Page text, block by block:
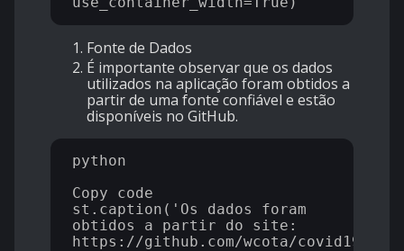
Fonte de Dados
É importante observar que os dados
utilizados na aplicação foram obtidos a
partir de uma fonte confiável e estão
disponíveis no GitHub.
python
Copy code
st.caption('Os dados foram
obtidos a partir do site: